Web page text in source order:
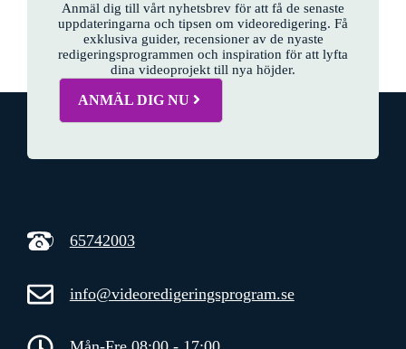
Anmäl dig till vårt nyhetsbrev för att få de senaste
uppdateringarna och tipsen om videoredigering. Få
exklusiva guider, recensioner av de nyaste
redigeringsprogrammen och inspiration för att lyfta
dina videoprojekt till nya höjder.
ANMÄL DIG NU
65742003
info@videoredigeringsprogram.se